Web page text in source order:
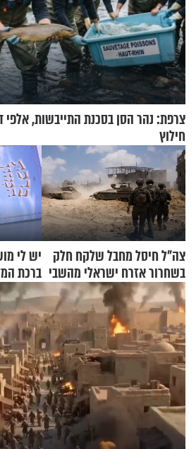
צרפת: נהר הסן בסכנת התייבשות, אלפי
חילוץ
צה"ל חיסל מחבל שלקח חלק
בשחרור אזרח ישראלי מהשבי
יש לי
ברכת